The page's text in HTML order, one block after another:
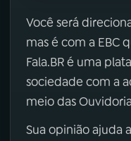
Você será
mas é com a EBC
Fala.BR é uma
sociedade com a
meio das
Sua opinião ajuda